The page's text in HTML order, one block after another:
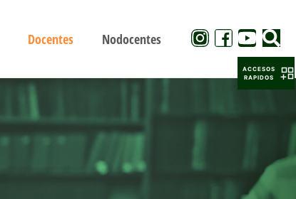
Docentes Nodocentes
ACCESOS
RAPIDOS